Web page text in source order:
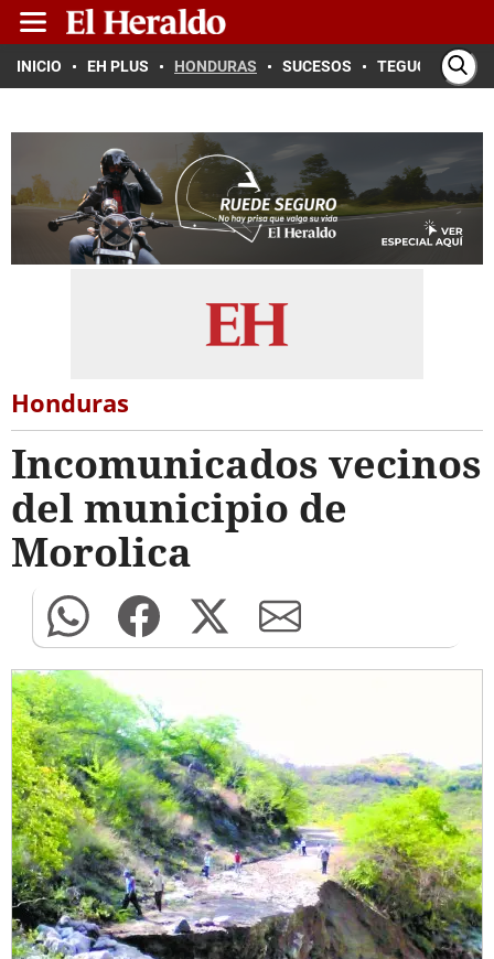
INICIO EH PLUS HONDURAS SUCESOS TEGUCIGALPA
Honduras
Incomunicados vecinos
del municipio de
Morolica